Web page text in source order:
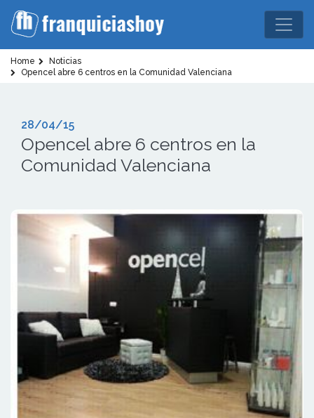
Home
Noticias
Opencel abre 6 centros en la Comunidad Valenciana
28/04/15
Opencel abre 6 centros en la
Comunidad Valenciana